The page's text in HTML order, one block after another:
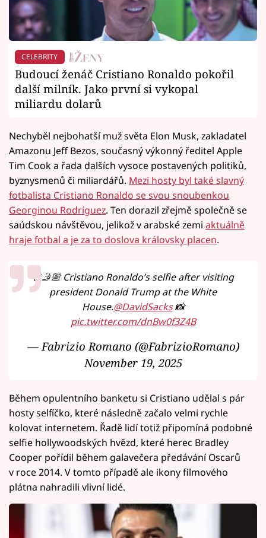
CELEBRITY
Budoucí ženáč Cristiano Ronaldo pokořil
další milník. Jako první si vykopal
miliardu dolarů
Nechyběl nejbohatší muž světa Elon Musk, zakladatel
Amazonu Jeff Bezos, současný výkonný ředitel Apple
Tim Cook a řada dalších vysoce postavených politiků,
byznysmenů či miliardářů. Mezi hosty byl také slavný
fotbalista Cristiano Ronaldo se svou snoubenkou
Georginou Rodríguez. Ten dorazil zřejmě společně se
saúdskou návštěvou, jelikož v arabské zemi aktuálně
hraje fotbal a je za to doslova královsky placen.
🚨🤳🏼 Cristiano Ronaldo’s selfie after visiting
president Donald Trump at the White
House.@DavidSacks📸
pic.twitter.com/dnBw0f3Z4B
— Fabrizio Romano (@FabrizioRomano)
November 19, 2025
Během opulentního banketu si Cristiano udělal s pár
hosty selfíčko, které následně začalo velmi rychle
kolovat internetem. Řadě lidí totiž připomíná podobné
selfie hollywoodských hvězd, které herec Bradley
Cooper pořídil během galavečera předávání Oscarů
v roce 2014. V tomto případě ale ikony filmového
plátna nahradili vlivní lidé.